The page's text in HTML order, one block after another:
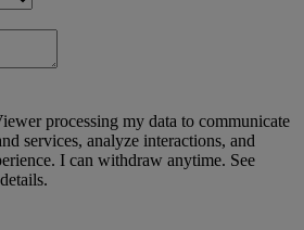
processing my data to communicate
services, analyze interactions, and
I can withdraw anytime. See